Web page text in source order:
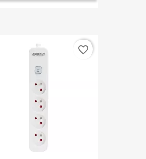
favorite_border